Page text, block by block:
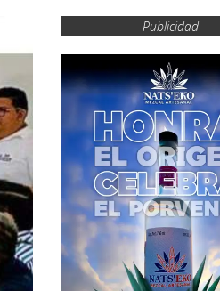
Publicidad